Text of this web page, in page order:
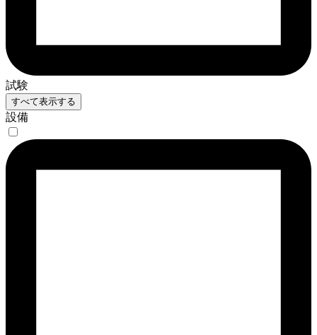
試験
すべて表示する
設備